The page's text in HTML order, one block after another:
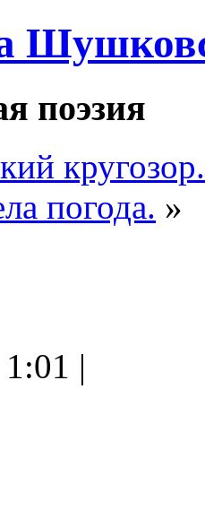
поэзия
кругозор.
погода. »
|